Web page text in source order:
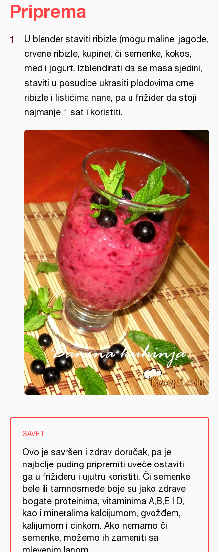
Priprema
U blender staviti ribizle (mogu maline, jagode,
crvene ribizle, kupine), či semenke, kokos,
med i jogurt. Izblendirati da se masa sjedini,
staviti u posudice ukrasiti plodovima crne
ribizle i listićima nane, pa u frižider da stoji
najmanje 1 sat i koristiti.
SAVET
Ovo je savršen i zdrav doručak, pa je
najbolje puding pripremiti uveče ostaviti
ga u frižideru i ujutru koristiti. Či semenke
bele ili tamnosmeđe boje su jako zdrave
bogate proteinima, vitaminima A,B,E I D,
kao i mineralima kalcijumom, gvožđem,
kalijumom i cinkom. Ako nemamo či
semenke, možemo ih zameniti sa
mlevenim lanom.